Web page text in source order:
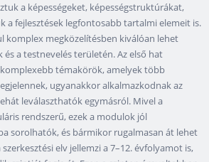
a képességeket, képességstruktúrákat,
a fejlesztések legfontosabb tartalmi elemeit is.
komplex megközelítésben kiválóan lehet
a testnevelés területén. Az első hat
témakörök, amelyek több
ugyanakkor alkalmazkodnak az
leválaszthatók egymásról. Mivel a
rendszerű, ezek a modulok jól
sorolhatók, és bármikor rugalmasan át lehet
elv jellemzi a 7–12. évfolyamot is,